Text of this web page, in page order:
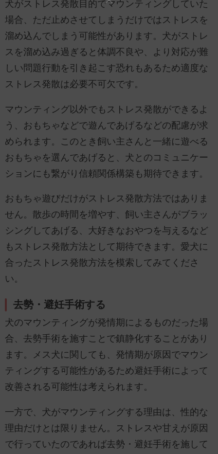
犬がストレス発散目的でマウンティングしていた
場合、ただ止めさせてしまうだけではストレスを
溜め込んでしまう可能性があります。犬がストレ
スを溜め込み過ぎると体調不良や、より対応が難
しい問題行動を引き起こす恐れもあるため適度な
ストレス発散は必要不可欠です。
マウンティング以外でもストレス発散ができるよ
う、おもちゃなどで遊んであげるなどの配慮が求
められます。このとき飼い主さんと一緒に遊べる
おもちゃを選んであげると、犬とのコミュニケー
ションにも繋がり信頼関係構築も期待できます。
おもちゃ遊びだけがストレス発散方法ではありま
せん。散歩の時間を増やす、飼い主さんがブラッ
シングしてあげる、大好きなおやつを与えるなど
もストレス発散方法として期待できます。愛犬に
合ったストレス発散方法を模索してみてくださ
い。
去勢・避妊手術する
犬のマウンティングが発情期によるものだった場
合、去勢手術を施すことで鎮静化することがあり
ます。メス犬に関しても、発情期が原因でマウン
ティングする可能性があるため避妊手術によって
改善される可能性は考えられます。
一方で、犬がマウンティングする理由は、性的な
理由だけとは限りません。ストレスや甘えが原因
で行っていたのであれば去勢・避妊手術を施して